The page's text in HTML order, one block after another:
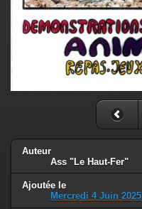
Auteur
Ass "Le Haut-Fer"
Ajoutée le
Mercredi 4 Juin 2025